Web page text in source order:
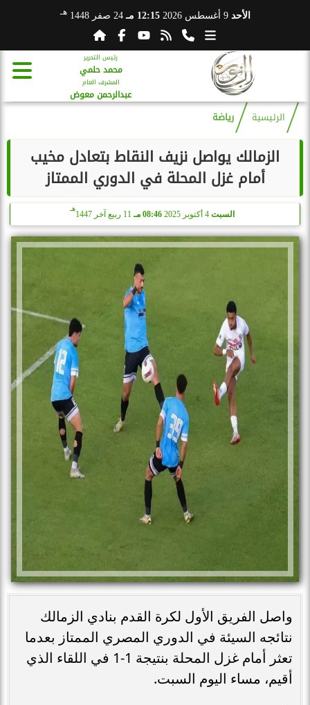
الأحد 9 أغسطس 2026 12:15 مـ 24 صفر 1448 هـ
رئيس التحرير
محمد حلمي
المشرف العام
عبدالرحمن معوض
الرئيسية رياضة
الزمالك يواصل نزيف النقاط بتعادل مخيب
أمام غزل المحلة في الدوري الممتاز
السبت 08:46 مـ 11 ربيع آخر 1447
هـ
واصل الفريق الأول لكرة القدم بنادي الزمالك
نتائجه السيئة في الدوري المصري الممتاز بعدما
تعثر أمام غزل المحلة بنتيجة 1-1 في اللقاء الذي
أقيم، مساء اليوم السبت.